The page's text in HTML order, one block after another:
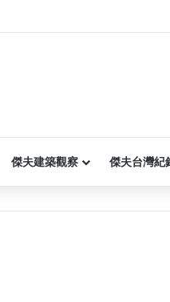
傑夫建築觀察 傑夫台灣紀